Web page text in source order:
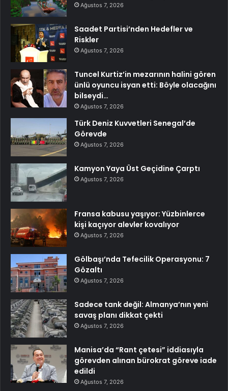
Ağustos 7, 2026
Saadet Partisi’nden Hedefler ve
Riskler
Ağustos 7, 2026
Tuncel Kurtiz’in mezarının halini gören
ünlü oyuncu isyan etti: Böyle olacağını
bilseydi…
Ağustos 7, 2026
Türk Deniz Kuvvetleri Senegal’de
Görevde
Ağustos 7, 2026
Kamyon Yaya Üst Geçidine Çarptı
Ağustos 7, 2026
Fransa kabusu yaşıyor: Yüzbinlerce
kişi kaçıyor alevler kovalıyor
Ağustos 7, 2026
Gölbaşı’nda Tefecilik Operasyonu: 7
Gözaltı
Ağustos 7, 2026
Sadece tank değil: Almanya’nın yeni
savaş planı dikkat çekti
Ağustos 7, 2026
Manisa’da “Rant çetesi” iddiasıyla
görevden alınan bürokrat göreve iade
edildi
Ağustos 7, 2026